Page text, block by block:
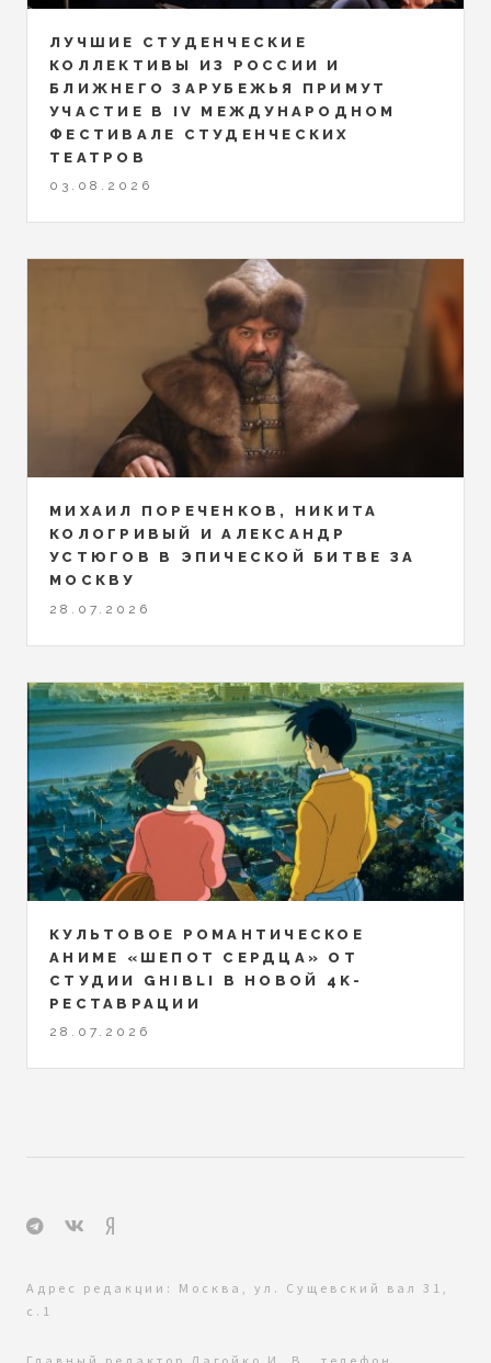
ЛУЧШИЕ СТУДЕНЧЕСКИЕ
КОЛЛЕКТИВЫ ИЗ РОССИИ И
БЛИЖНЕГО ЗАРУБЕЖЬЯ ПРИМУТ
УЧАСТИЕ В IV МЕЖДУНАРОДНОМ
ФЕСТИВАЛЕ СТУДЕНЧЕСКИХ
ТЕАТРОВ
03.08.2026
МИХАИЛ ПОРЕЧЕНКОВ, НИКИТА
КОЛОГРИВЫЙ И АЛЕКСАНДР
УСТЮГОВ В ЭПИЧЕСКОЙ БИТВЕ ЗА
МОСКВУ
28.07.2026
КУЛЬТОВОЕ РОМАНТИЧЕСКОЕ
АНИМЕ «ШЕПОТ СЕРДЦА» ОТ
СТУДИИ GHIBLI В НОВОЙ 4K-
РЕСТАВРАЦИИ
28.07.2026
Адрес редакции: Москва, ул. Сущевский вал 31,
с.1